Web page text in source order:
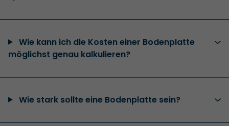
Wie kann ich die Kosten einer Bodenplatte
möglichst genau kalkulieren?
Wie stark sollte eine Bodenplatte sein?